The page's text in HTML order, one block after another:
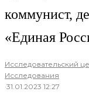
коммунист,
«Единая
Исследовательский
Исследования
·31.01.2023 12:27